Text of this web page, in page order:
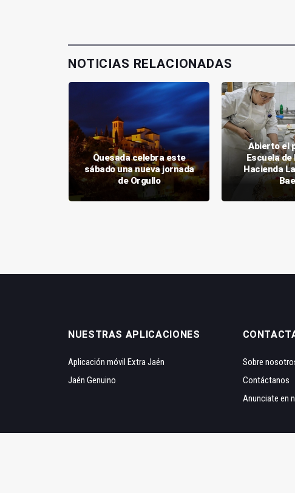
NOTICIAS RELACIONADAS
Quesada celebra este
sábado una nueva jornada
de Orgullo
Abierto el
Escuela
Hacienda
NUESTRAS APLICACIONES
Aplicación móvil Extra Jaén
Jaén Genuino
Sobre
Contáctanos
Anunciate en